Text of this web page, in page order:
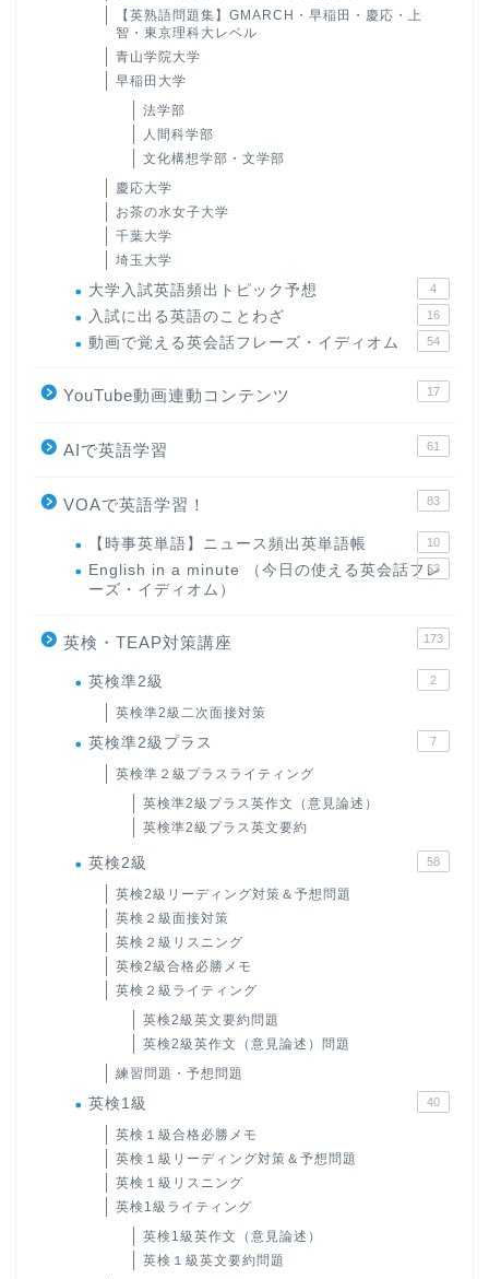
【英熟語問題集】GMARCH・早稲田・慶応・上
智・東京理科大レベル
青山学院大学
早稲田大学
法学部
人間科学部
文化構想学部・文学部
慶応大学
お茶の水女子大学
千葉大学
埼玉大学
大学入試英語頻出トピック予想 4
入試に出る英語のことわざ 16
動画で覚える英会話フレーズ・イディオム 54
YouTube動画連動コンテンツ 17
AIで英語学習 61
VOAで英語学習！ 83
【時事英単語】ニュース頻出英単語帳 10
English in a minute （今日の使える英会話フレ
ーズ・イディオム）
63
英検・TEAP対策講座 173
英検準2級 2
英検準2級二次面接対策
英検準2級プラス 7
英検準２級プラスライティング
英検準2級プラス英作文（意見論述）
英検準2級プラス英文要約
英検2級 58
英検2級リーディング対策＆予想問題
英検２級面接対策
英検２級リスニング
英検2級合格必勝メモ
英検２級ライティング
英検2級英文要約問題
英検2級英作文（意見論述）問題
練習問題・予想問題
英検1級 40
英検１級合格必勝メモ
英検１級リーディング対策＆予想問題
英検１級リスニング
英検1級ライティング
英検1級英作文（意見論述）
英検１級英文要約問題